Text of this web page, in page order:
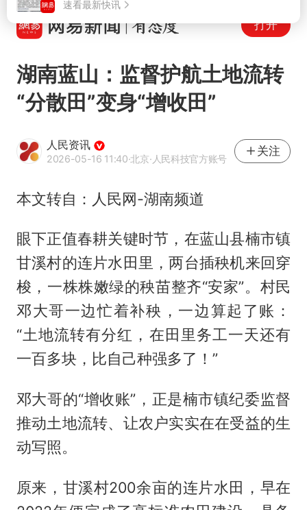
打开
湖南蓝山：监督护航土地流转
“分散田”变身“增收田”
人民资讯
2026-05-16 11:40·北京·人民科技官方账号
关注
本文转自：人民网-湖南频道
眼下正值春耕关键时节，在蓝山县楠市镇
甘溪村的连片水田里，两台插秧机来回穿
梭，一株株嫩绿的秧苗整齐“安家”。村民
邓大哥一边忙着补秧，一边算起了账：
“土地流转有分红，在田里务工一天还有
一百多块，比自己种强多了！”
邓大哥的“增收账”，正是楠市镇纪委监督
推动土地流转、让农户实实在在受益的生
动写照。
原来，甘溪村200余亩的连片水田，早在